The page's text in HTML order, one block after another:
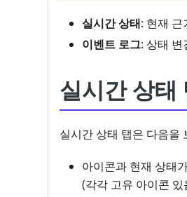
실시간 상태: 현재
이벤트 로그: 상태
실시간 상태
실시간 상태 탭은 다음을
아이콘과 현재 상태
(각각 고유 아이콘 있